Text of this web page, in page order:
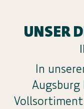
UNSER
In